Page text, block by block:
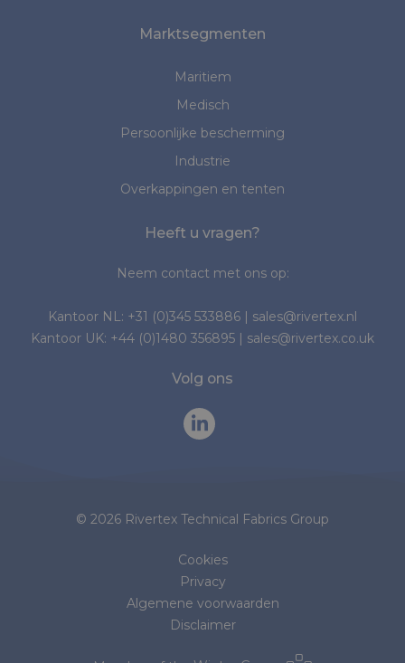
Marktsegmenten
Maritiem
Medisch
Persoonlijke bescherming
Industrie
Overkappingen en tenten
Heeft u vragen?
Neem contact met ons op:
Kantoor NL: +31 (0)345 533886 | sales@rivertex.nl
Kantoor UK: +44 (0)1480 356895 | sales@rivertex.co.uk
Volg ons
© 2026 Rivertex Technical Fabrics Group
Cookies
Privacy
Algemene voorwaarden
Disclaimer